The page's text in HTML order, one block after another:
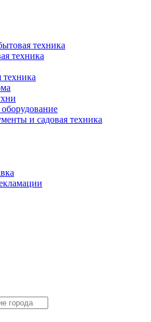
техника
техника
техника
и садовая техника